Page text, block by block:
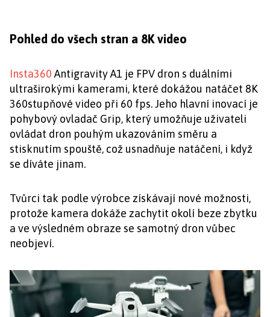
Pohled do všech stran a 8K video
Insta360 Antigravity A1 je FPV dron s duálními
ultraširokými kamerami, které dokážou natáčet 8K
360stupňové video při 60 fps. Jeho hlavní inovací je
pohybový ovladač Grip, který umožňuje uživateli
ovládat dron pouhým ukazováním směru a
stisknutím spouště, což usnadňuje natáčení, i když
se díváte jinam.
Tvůrci tak podle výrobce získávají nové možnosti,
protože kamera dokáže zachytit okolí beze zbytku
a ve výsledném obraze se samotný dron vůbec
neobjeví.